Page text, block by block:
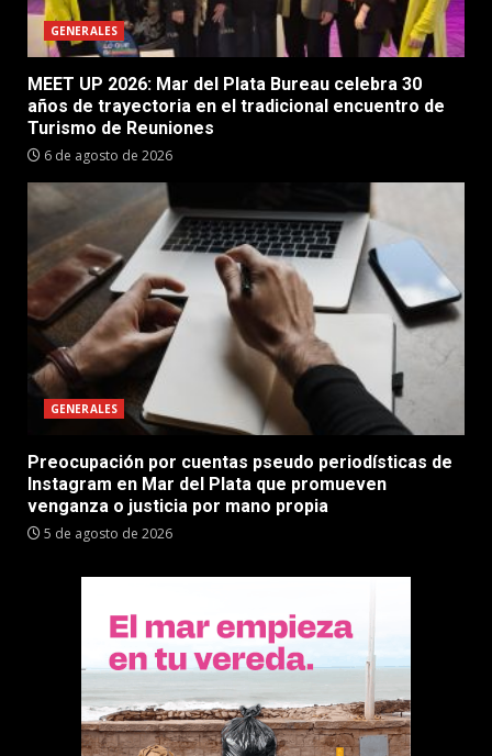
GENERALES
MEET UP 2026: Mar del Plata Bureau celebra 30
años de trayectoria en el tradicional encuentro de
Turismo de Reuniones
6 de agosto de 2026
GENERALES
Preocupación por cuentas pseudo periodísticas de
Instagram en Mar del Plata que promueven
venganza o justicia por mano propia
5 de agosto de 2026